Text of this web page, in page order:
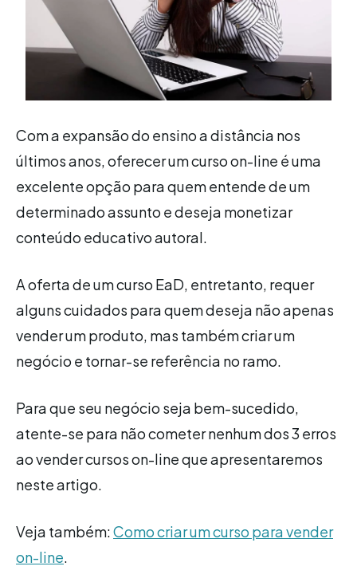
Com a expansão do ensino a distância nos
últimos anos, oferecer um curso on-line é uma
excelente opção para quem entende de um
determinado assunto e deseja monetizar
conteúdo educativo autoral.
A oferta de um curso EaD, entretanto, requer
alguns cuidados para quem deseja não apenas
vender um produto, mas também criar um
negócio e tornar-se referência no ramo.
Para que seu negócio seja bem-sucedido,
atente-se para não cometer nenhum dos 3 erros
ao vender cursos on-line que apresentaremos
neste artigo.
Veja também:Como criar um curso para vender
on-line.